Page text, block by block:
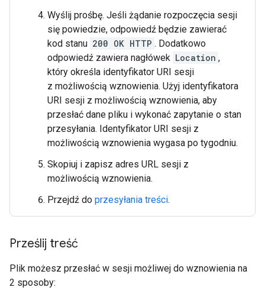
Wyślij prośbę. Jeśli żądanie rozpoczęcia sesji
się powiedzie, odpowiedź będzie zawierać
kod stanu 200 OK HTTP . Dodatkowo
odpowiedź zawiera nagłówek Location ,
który określa identyfikator URI sesji
z możliwością wznowienia. Użyj identyfikatora
URI sesji z możliwością wznowienia, aby
przesłać dane pliku i wykonać zapytanie o stan
przesyłania. Identyfikator URI sesji z
możliwością wznowienia wygasa po tygodniu.
Skopiuj i zapisz adres URL sesji z
możliwością wznowienia.
Przejdź do przesyłania treści.
Prześlij treść
Plik możesz przesłać w sesji możliwej do wznowienia na
2 sposoby: